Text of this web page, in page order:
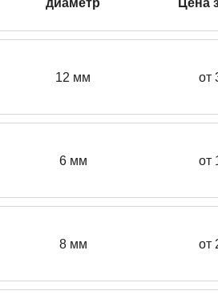
диаметр Цена
12 мм от
6 мм от
8 мм от